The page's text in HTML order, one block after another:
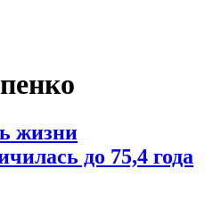
жизни
до 75,4 года